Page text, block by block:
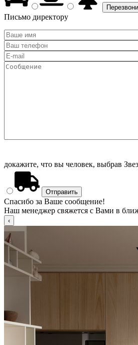
Письмо директору
докажите, что вы человек, выбрав
Спасибо за Ваше сообщение!
Наш менеджер свяжется с Вами в